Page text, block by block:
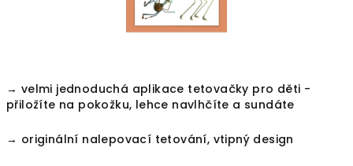
→ velmi jednoduchá aplikace tetovačky pro děti -
přiložíte na pokožku, lehce navlhčíte a sundáte
→ originální nalepovací tetování, vtipný design